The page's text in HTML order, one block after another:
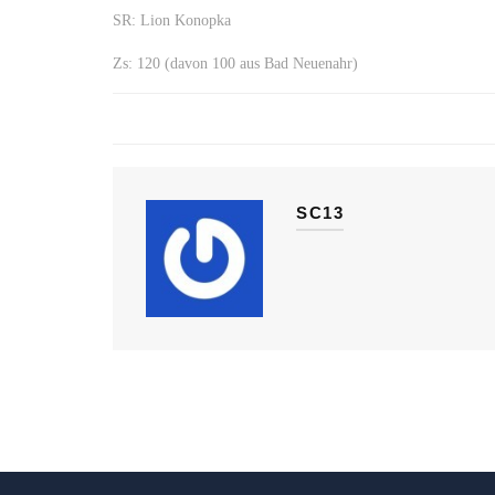
SR: Lion Konopka
Zs: 120 (davon 100 aus Bad Neuenahr)
SC13